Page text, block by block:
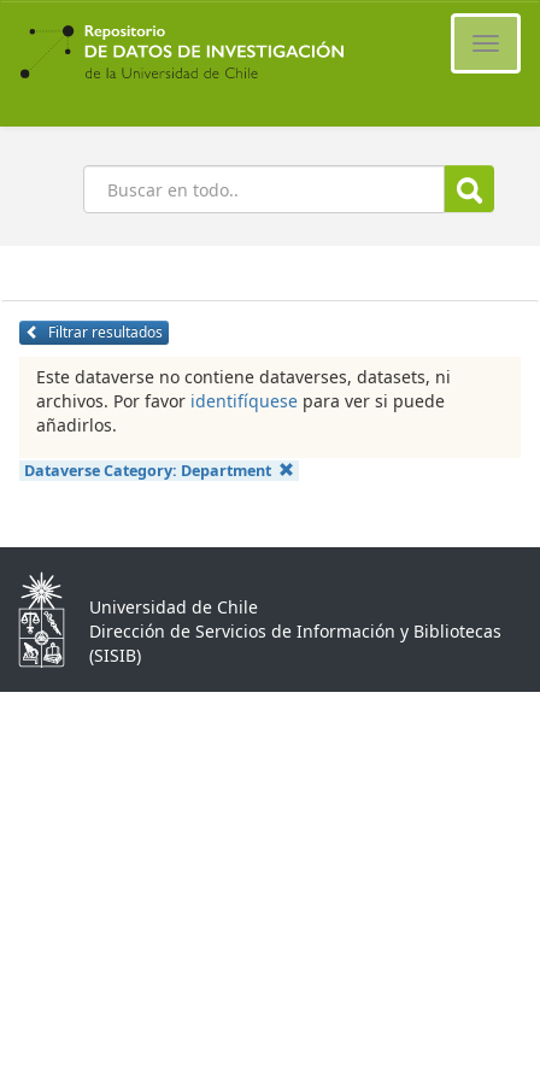
Ir
contenido
principal
Buscar
Filtrar resultados
Este dataverse no contiene dataverses, datasets, ni
archivos. Por favor identifíquese para ver si puede
añadirlos.
Dataverse Category: Department
Universidad de Chile
Dirección de Servicios de Información y Bibliotecas
(SISIB)